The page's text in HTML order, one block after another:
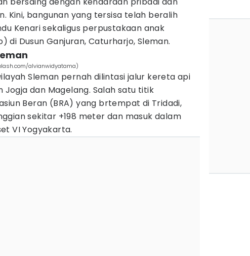
Kini, bangunan yang tersisa telah beralih
Kenari sekaligus perpustakaan anak
di Dusun Ganjuran, Caturharjo, Sleman.
alvianwidyatama)
Sleman pernah dilintasi jalur kereta api
Jogja dan Magelang. Salah satu titik
Beran (BRA) yang brtempat di Tridadi,
sekitar +198 meter dan masuk dalam
VI Yogyakarta.